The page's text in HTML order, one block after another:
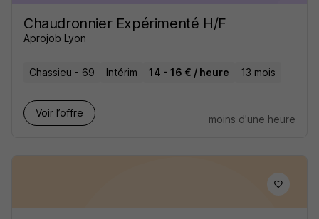
Chaudronnier Expérimenté H/F
Aprojob Lyon
Chassieu - 69 Intérim 14 - 16 € / heure 13 mois
Voir l’offre
moins d'une heure